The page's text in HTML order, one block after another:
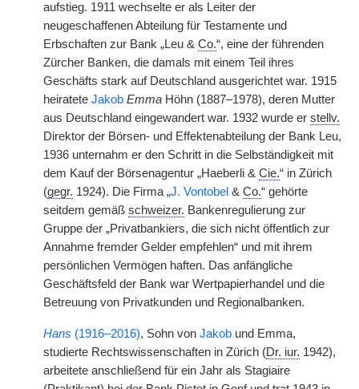
aufstieg. 1911 wechselte er als Leiter der
neugeschaffenen Abteilung für Testamente und
Erbschaften zur Bank „Leu & Co.“, eine der führenden
Zürcher Banken, die damals mit einem Teil ihres
Geschäfts stark auf Deutschland ausgerichtet war. 1915
heiratete Jakob Emma Höhn (1887–1978), deren Mutter
aus Deutschland eingewandert war. 1932 wurde er stellv.
Direktor der Börsen- und Effektenabteilung der Bank Leu,
1936 unternahm er den Schritt in die Selbständigkeit mit
dem Kauf der Börsenagentur „Haeberli & Cie.“ in Zürich
(gegr. 1924). Die Firma „J. Vontobel & Co.“ gehörte
seitdem gemäß schweizer. Bankenregulierung zur
Gruppe der „Privatbankiers, die sich nicht öffentlich zur
Annahme fremder Gelder empfehlen“ und mit ihrem
persönlichen Vermögen haften. Das anfängliche
Geschäftsfeld der Bank war Wertpapierhandel und die
Betreuung von Privatkunden und Regionalbanken.
Hans (1916–2016), Sohn von Jakob und Emma,
studierte Rechtswissenschaften in Zürich (Dr. iur. 1942),
arbeitete anschließend für ein Jahr als Stagiaire